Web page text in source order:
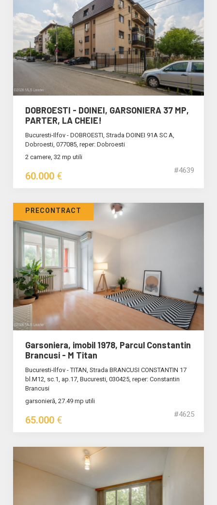
DOBROESTI - DOINEI, GARSONIERA 37 MP,
PARTER, LA CHEIE!
Bucuresti-Ilfov - DOBROESTI, Strada DOINEI 91A SC A,
Dobroesti, 077085, reper: Dobroesti
2 camere, 32 mp utili
60.000 € #4639
Garsoniera, imobil 1978, Parcul Constantin
Brancusi - M Titan
Bucuresti-Ilfov - TITAN, Strada BRANCUSI CONSTANTIN 17
bl.M12, sc.1, ap.17, Bucuresti, 030425, reper: Constantin
Brancusi
garsonieră, 27.49 mp utili
65.000 € #4625
PRECONTRACT